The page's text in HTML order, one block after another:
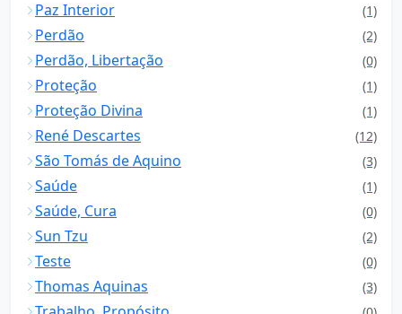
Paz Interior (1)
Perdão (2)
Perdão, Libertação (0)
Proteção (1)
Proteção Divina (1)
René Descartes (12)
São Tomás de Aquino (3)
Saúde (1)
Saúde, Cura (0)
Sun Tzu (2)
Teste (0)
Thomas Aquinas (3)